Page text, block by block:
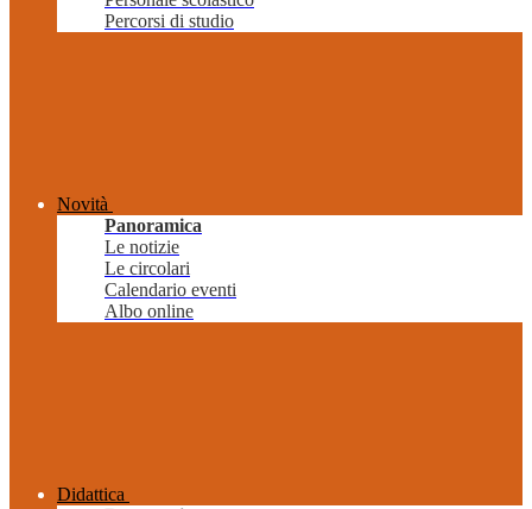
Percorsi di studio
Novità
Panoramica
Le notizie
Le circolari
Calendario eventi
Albo online
Didattica